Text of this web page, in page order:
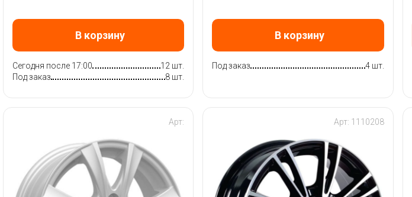
В корзину
Сегодня после 17:00
12 шт.
Под заказ
8 шт.
В корзину
Под заказ 4 шт.
Арт: Арт: 1110208